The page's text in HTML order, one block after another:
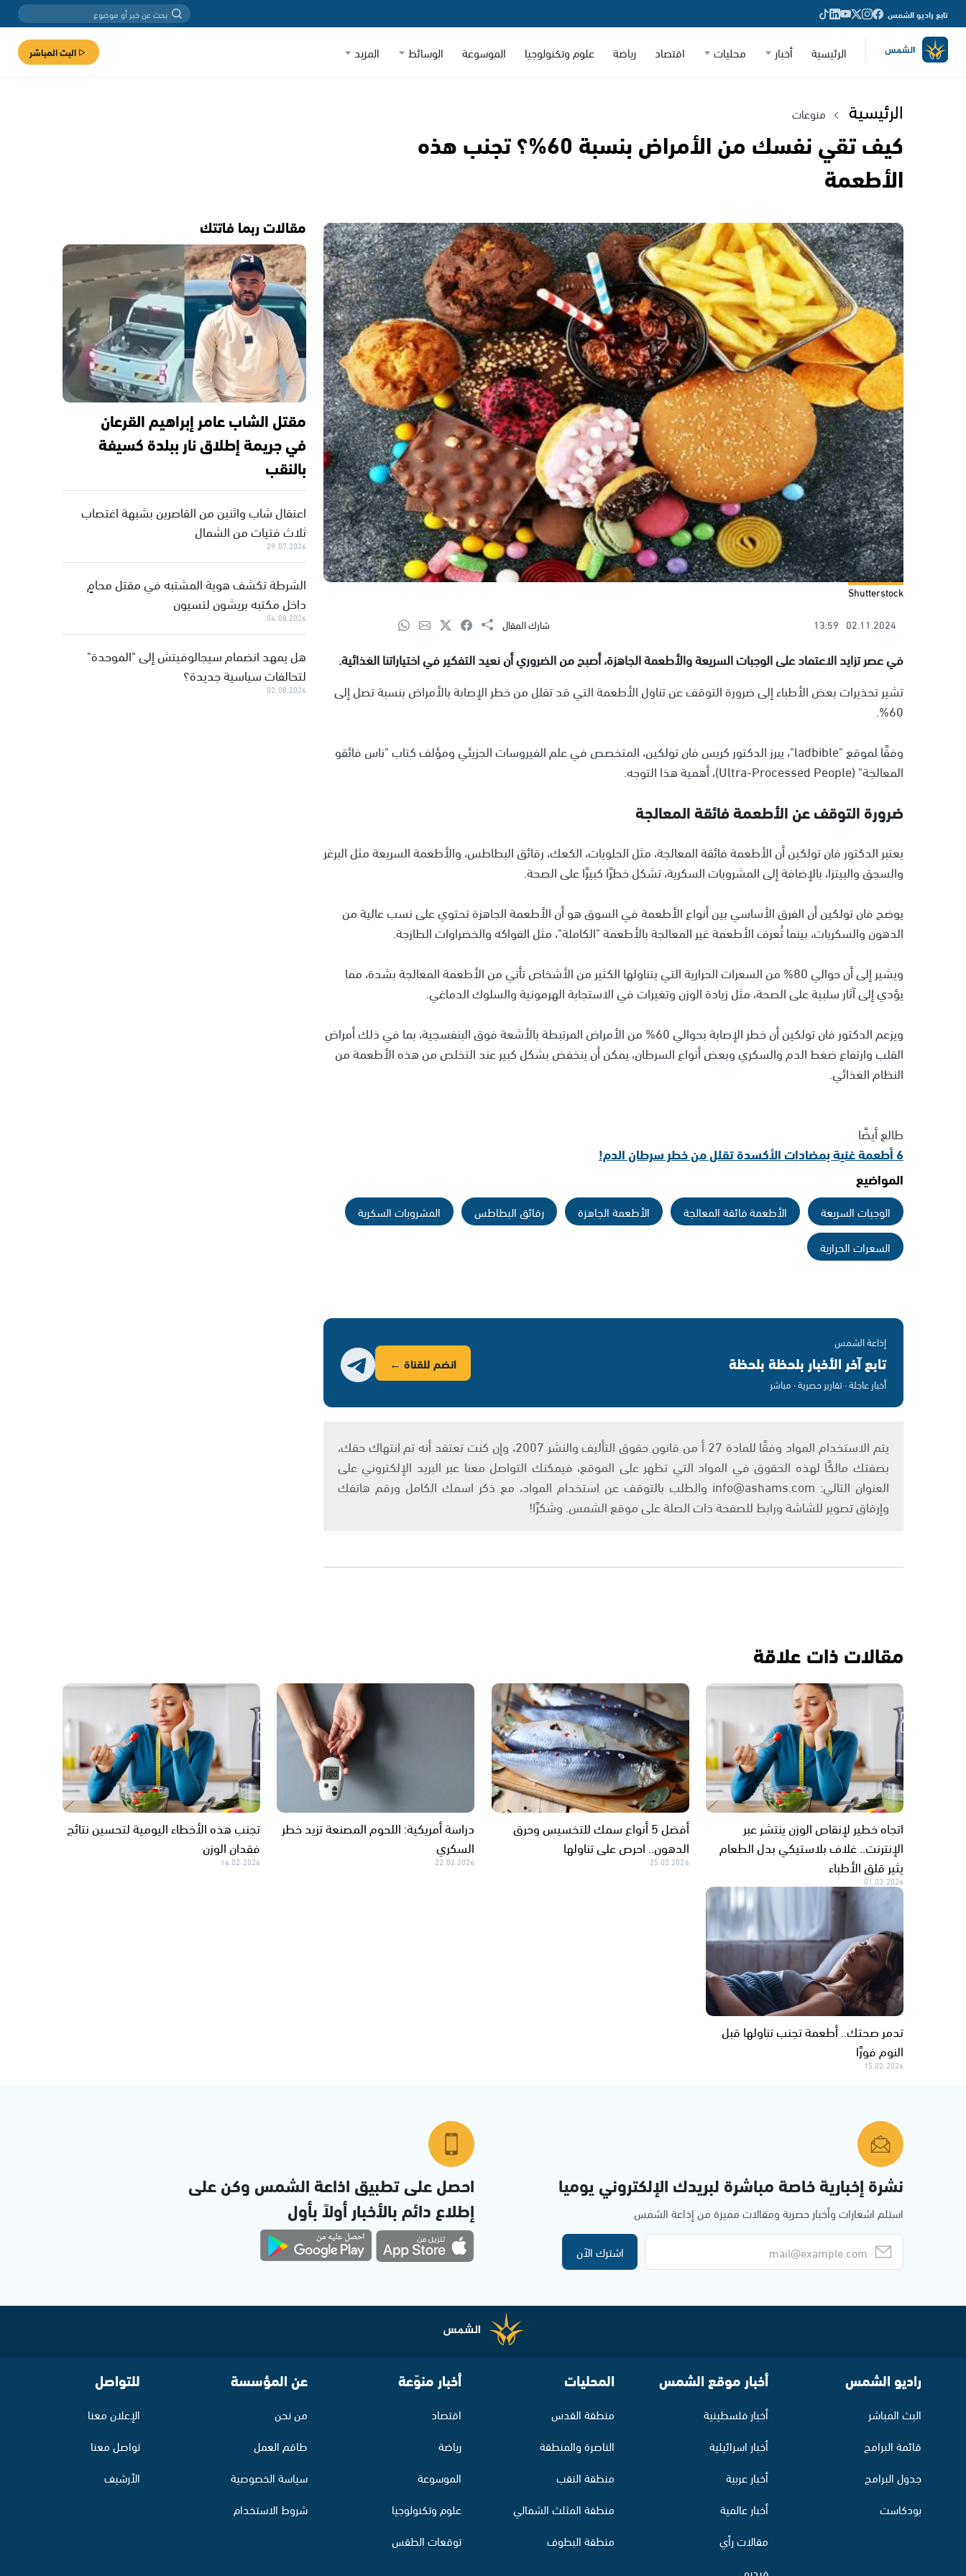
تابع راديو الشمس
الرئيسية أخبار محليات اقتصاد رياضة علوم وتكنولوجيا الموسوعة الوسائط المزيد البث المباشر
الرئيسية منوعات
كيف تقي نفسك من الأمراض بنسبة 60%؟ تجنب هذه
الأطعمة
Shutterstock
02.11.2024
13:59 شارك المقال
في عصر تزايد الاعتماد على الوجبات السريعة والأطعمة الجاهزة، أصبح من الضروري أن نعيد التفكير في اختياراتنا الغذائية.
تشير تحذيرات بعض الأطباء إلى ضرورة التوقف عن تناول الأطعمة التي قد تقلل من خطر الإصابة بالأمراض بنسبة تصل إلى
60%.
وفقًا لموقع "ladbible"، يبرز الدكتور كريس فان تولكين، المتخصص في علم الفيروسات الجزيئي ومؤلف كتاب "ناس فائقو
المعالجة" (Ultra-Processed People)، أهمية هذا التوجه.
ضرورة التوقف عن الأطعمة فائقة المعالجة
يعتبر الدكتور فان تولكين أن الأطعمة فائقة المعالجة، مثل الحلويات، الكعك، رقائق البطاطس، والأطعمة السريعة مثل البرغر
والسجق والبيتزا، بالإضافة إلى المشروبات السكرية، تشكل خطرًا كبيرًا على الصحة.
يوضح فان تولكين أن الفرق الأساسي بين أنواع الأطعمة في السوق هو أن الأطعمة الجاهزة تحتوي على نسب عالية من
الدهون والسكريات، بينما تُعرف الأطعمة غير المعالجة بالأطعمة "الكاملة"، مثل الفواكه والخضراوات الطازجة.
ويشير إلى أن حوالي 80% من السعرات الحرارية التي يتناولها الكثير من الأشخاص تأتي من الأطعمة المعالجة بشدة، مما
يؤدي إلى آثار سلبية على الصحة، مثل زيادة الوزن وتغيرات في الاستجابة الهرمونية والسلوك الدماغي.
ويزعم الدكتور فان تولكين أن خطر الإصابة بحوالي 60% من الأمراض المرتبطة بالأشعة فوق البنفسجية، بما في ذلك أمراض
القلب وارتفاع ضغط الدم والسكري وبعض أنواع السرطان، يمكن أن ينخفض بشكل كبير عند التخلص من هذه الأطعمة من
النظام الغذائي.
طالع أيضًا
6 أطعمة غنية بمضادات الأكسدة تقلل من خطر سرطان الدم!
المواضيع
الوجبات السريعة الأطعمة فائقة المعالجة الأطعمة الجاهزة رقائق البطاطس
المشروبات السكرية
السعرات الحرارية
إذاعة الشمس
تابع آخر الأخبار بلحظة بلحظة
أخبار عاجلة · تقارير حصرية · مباشر
انضم للقناة ←
يتم الاستخدام المواد وفقًا للمادة 27 أ من قانون حقوق التأليف والنشر 2007، وإن كنت تعتقد أنه تم انتهاك حقك،
بصفتك مالكًا لهذه الحقوق في المواد التي تظهر على الموقع، فيمكنك التواصل معنا عبر البريد الإلكتروني على
العنوان التالي: info@ashams.com والطلب بالتوقف عن استخدام المواد، مع ذكر اسمك الكامل ورقم هاتفك
وإرفاق تصوير للشاشة ورابط للصفحة ذات الصلة على موقع الشمس. وشكرًا!
مقالات ربما فاتتك
مقتل الشاب عامر إبراهيم القرعان
في جريمة إطلاق نار ببلدة كسيفة
بالنقب
اعتقال شاب واثنين من القاصرين بشبهة اغتصاب
ثلاث فتيات من الشمال
29.07.2026
الشرطة تكشف هوية المشتبه في مقتل محامٍ
داخل مكتبه بريشون لتسيون
04.08.2026
هل يمهد انضمام سيجالوفيتش إلى "الموحدة"
لتحالفات سياسية جديدة؟
02.08.2026
مقالات ذات علاقة
اتجاه خطير لإنقاص الوزن ينتشر عبر
الإنترنت.. غلاف بلاستيكي بدل الطعام
يثير قلق الأطباء
01.03.2026
أفضل 5 أنواع سمك للتخسيس وحرق
الدهون.. احرص على تناولها
25.02.2026
دراسة أمريكية: اللحوم المصنعة تزيد خطر
السكري
22.02.2026
تجنب هذه الأخطاء اليومية لتحسين نتائج
فقدان الوزن
16.02.2026
تدمر صحتك.. أطعمة تجنب تناولها قبل
النوم فورًا
15.02.2026
نشرة إخبارية خاصة مباشرة لبريدك الإلكتروني يوميا
استلم اشعارات وأخبار حصرية ومقالات مميزة من إذاعة الشمس
اشترك الآن
احصل على تطبيق اذاعة الشمس وكن على
إطلاع دائم بالأخبار أولاً بأول
راديو الشمس
البث المباشر
قائمة البرامج
جدول البرامج
بودكاست
أخبار موقع الشمس
أخبار فلسطينية
أخبار اسرائيلية
أخبار عربية
أخبار عالمية
مقالات رأي
المحليات
منطقة القدس
الناصرة والمنطقة
منطقة النقب
منطقة المثلث الشمالي
منطقة البطوف
أخبار منوّعة
اقتصاد
رياضة
الموسوعة
علوم وتكنولوجيا
توقعات الطقس
عن المؤسسة
من نحن
طاقم العمل
سياسة الخصوصية
شروط الاستخدام
للتواصل
الإعلان معنا
تواصل معنا
الأرشيف